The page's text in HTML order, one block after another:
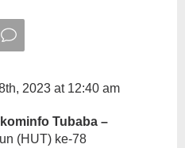
2023 at 12:40 am
Tubaba –
(HUT) ke-78